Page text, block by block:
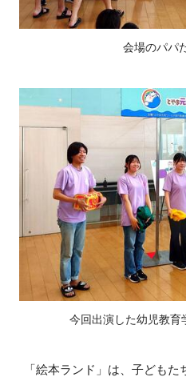
会場のパパ
今回出演した幼児教育
「絵本ランド」は、子どもた